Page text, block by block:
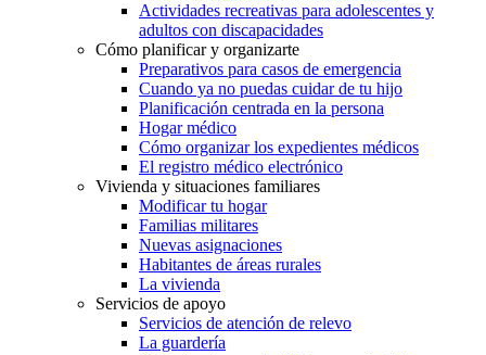
Actividades recreativas para adolescentes y
adultos con discapacidades
Cómo planificar y organizarte
Preparativos para casos de emergencia
Cuando ya no puedas cuidar de tu hijo
Planificación centrada en la persona
Hogar médico
Cómo organizar los expedientes médicos
El registro médico electrónico
Vivienda y situaciones familiares
Modificar tu hogar
Familias militares
Nuevas asignaciones
Habitantes de áreas rurales
La vivienda
Servicios de apoyo
Servicios de atención de relevo
La guardería